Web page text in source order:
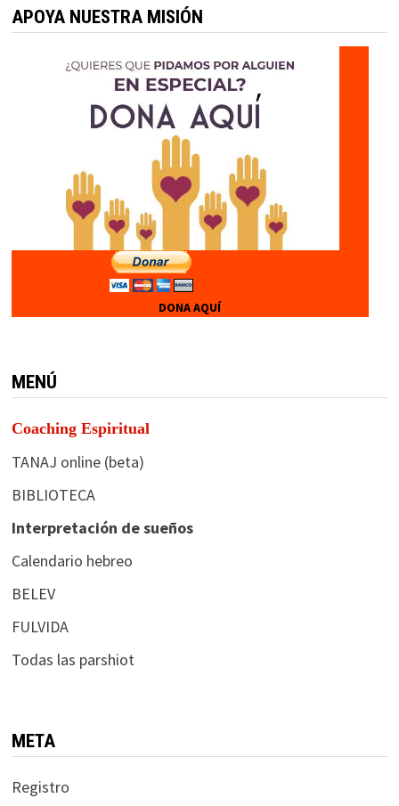
APOYA NUESTRA MISIÓN
DONA AQUÍ
MENÚ
Coaching Espiritual
TANAJ online (beta)
BIBLIOTECA
Interpretación de sueños
Calendario hebreo
BELEV
FULVIDA
Todas las parshiot
META
Registro